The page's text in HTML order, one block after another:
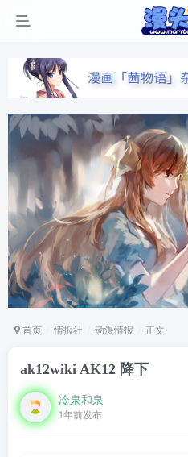
首页 情报社 动漫情报 正文
ak12wiki AK12 降下
冷泉和泉
1年前发布